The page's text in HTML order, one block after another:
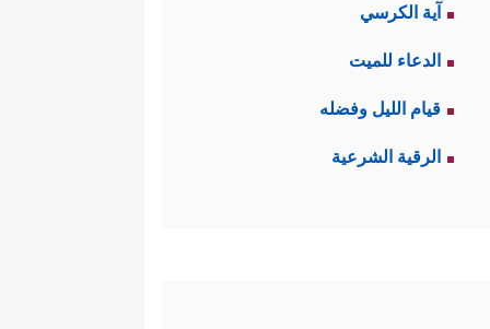
آية الكرسي
الدعاء للميت
قيام الليل وفضله
الرقية الشرعية